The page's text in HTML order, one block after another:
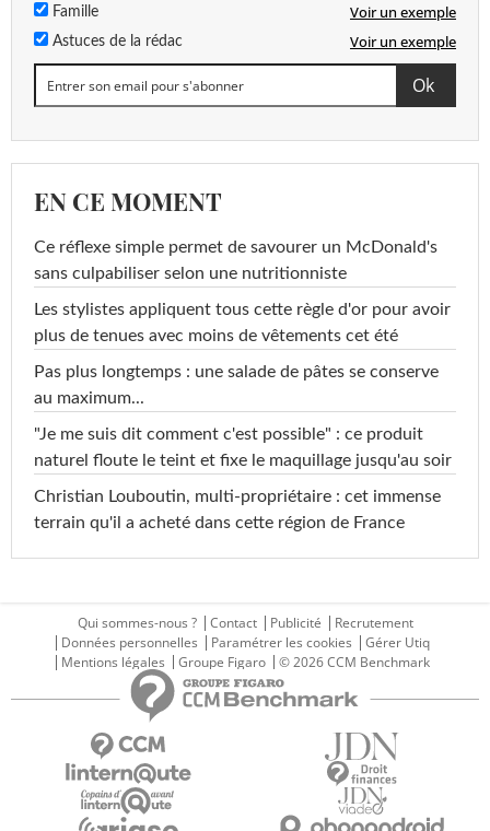
Famille Voir un exemple
Astuces de la rédac Voir un exemple
EN CE MOMENT
Ce réflexe simple permet de savourer un McDonald's
sans culpabiliser selon une nutritionniste
Les stylistes appliquent tous cette règle d'or pour avoir
plus de tenues avec moins de vêtements cet été
Pas plus longtemps : une salade de pâtes se conserve
au maximum...
"Je me suis dit comment c'est possible" : ce produit
naturel floute le teint et fixe le maquillage jusqu'au soir
Christian Louboutin, multi-propriétaire : cet immense
terrain qu'il a acheté dans cette région de France
Qui sommes-nous ? Contact Publicité
Recrutement
Données personnelles
Paramétrer les cookies
Gérer Utiq
Mentions légales
Groupe Figaro © 2026 CCM Benchmark